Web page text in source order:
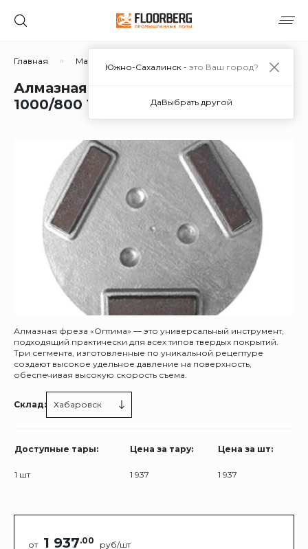
Главная Материалы Дополнительные материалы
Алмазная фреза для СО Оптима00
1000/800 Т3М в Южно-Сахалинске
Алмазная фреза «Оптима» — это универсальный инструмент,
подходящий практически для всех типов твердых покрытий.
Три сегмента, изготовленные по уникальной рецептуре
создают высокое удельное давление на поверхность,
обеспечивая высокую скорость съема.
Склад: Хабаровск
Доступные тары: Цена за тару: Цена за шт:
1 шт 1 937 1 937
от 1 937.00
руб/шт
Южно-Сахалинск - это Ваш город?
ДаВыбрать другой